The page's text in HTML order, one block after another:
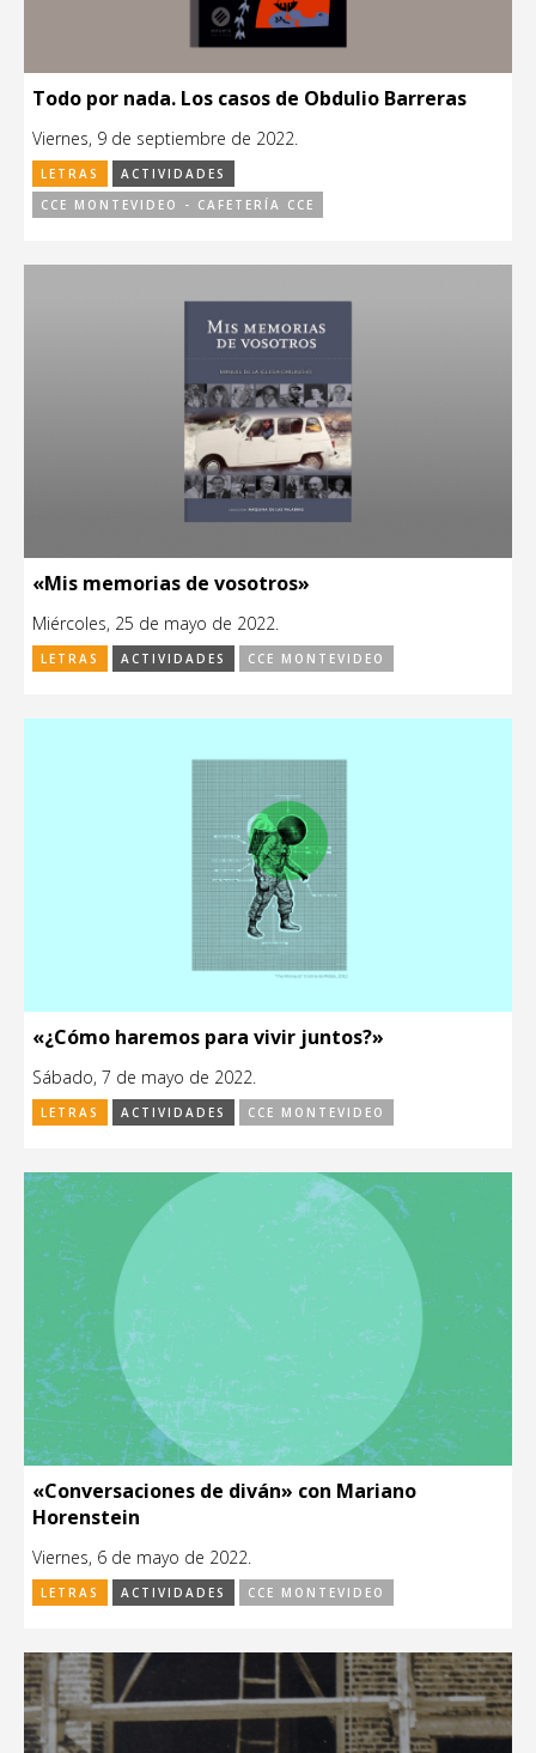
Todo por nada. Los casos de Obdulio Barreras
Viernes, 9 de septiembre de 2022.
LETRAS
ACTIVIDADES
CCE MONTEVIDEO - CAFETERÍA CCE
«Mis memorias de vosotros»
Miércoles, 25 de mayo de 2022.
LETRAS ACTIVIDADES CCE MONTEVIDEO
«¿Cómo haremos para vivir juntos?»
Sábado, 7 de mayo de 2022.
LETRAS ACTIVIDADES CCE MONTEVIDEO
«Conversaciones de diván» con Mariano
Horenstein
Viernes, 6 de mayo de 2022.
LETRAS ACTIVIDADES CCE MONTEVIDEO